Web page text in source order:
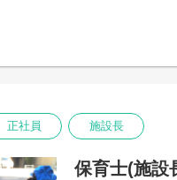
・開園準備…登園
・お昼寝…ねかし
・降園…お迎えに
正社員 施設長
保育士(施設